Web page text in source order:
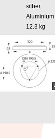
silber
Aluminium
12.3 kg